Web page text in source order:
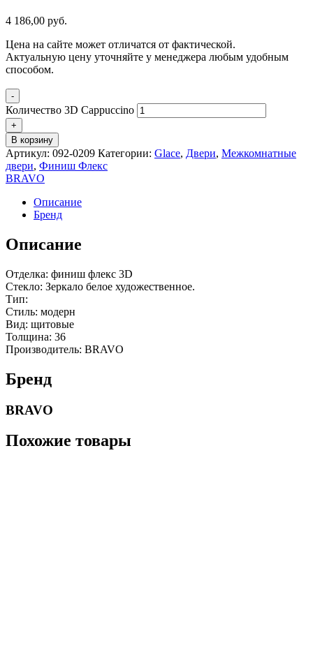
4 186,00 руб.
Цена на сайте может отличатся от фактической.
Актуальную цену уточняйте у менеджера любым удобным
способом.
-
Количество 3D Cappuccino
+
В корзину
Артикул: 092-0209 Категории: Glace, Двери, Межкомнатные
двери, Финиш Флекс
BRAVO
Описание
Бренд
Описание
Отделка: финиш флекс 3D
Стекло: Зеркало белое художественное.
Тип:
Стиль: модерн
Вид: щитовые
Толщина: 36
Производитель: BRAVO
Бренд
BRAVO
Похожие товары